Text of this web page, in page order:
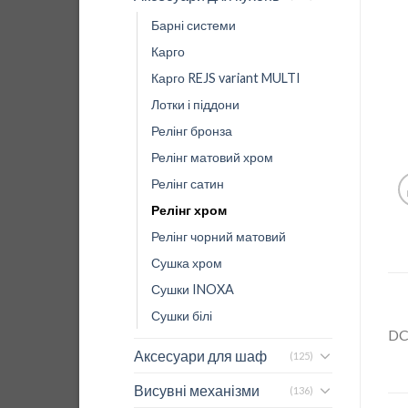
Барні системи
Карго
Карго REJS variant MULTI
Лотки і піддони
Релінг бронза
Релінг матовий хром
Релінг сатин
Релінг хром
Релінг чорний матовий
Сушка хром
Сушки INOXA
Сушки білі
Аксесуари для шаф (125)
Висувні механізми (136)
DC